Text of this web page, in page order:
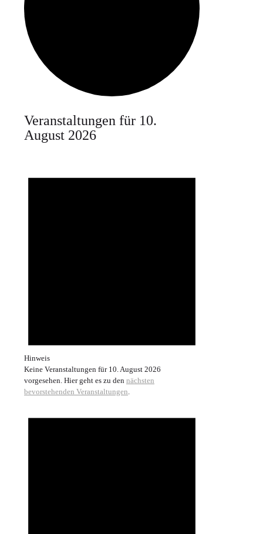
Veranstaltungen für 10.
August 2026
Hinweis
Keine Veranstaltungen für 10. August 2026
vorgesehen. Hier geht es zu den nächsten
bevorstehenden Veranstaltungen